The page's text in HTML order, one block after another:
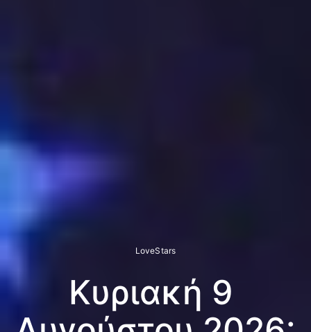
LoveStars
Κυριακή 9